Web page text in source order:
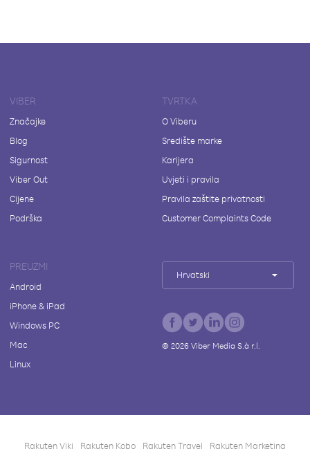
VIBER
Značajke
Blog
Sigurnost
Viber Out
Cijene
Podrška
TVRTKA
O Viberu
Središte marke
Karijera
Uvjeti i pravila
Pravila zaštite privatnosti
Customer Complaints Code
PREUZMI
Android
iPhone & iPad
Windows PC
Mac
Linux
Hrvatski
© 2026Viber Media S.à r.l.
Rakuten Viki Rakuten Kobo Rakuten Travel Rakuten Marketing